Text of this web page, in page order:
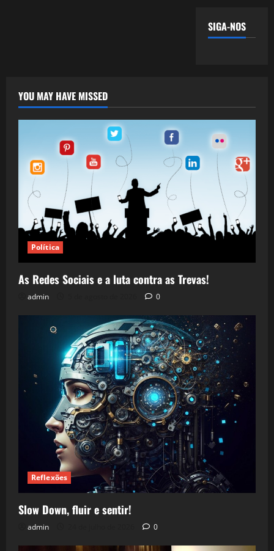
SIGA-NOS
YOU MAY HAVE MISSED
Política
As Redes Sociais e a luta contra as Trevas!
admin 0
Reflexões
Slow Down, fluir e sentir!
admin 0